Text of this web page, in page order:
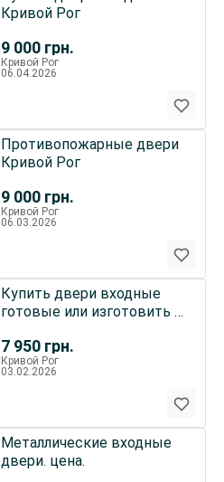
9 000 грн.
Кривой Рог
Кривой Рог
06.04.2026
9 000 грн.
Противопожарные двери
Кривой Рог
Кривой Рог
06.03.2026
7 950 грн.
Купить двери входные
готовые или изготовить в
Кривой Рог
03.02.2026
Металлические входные
двери. цена.